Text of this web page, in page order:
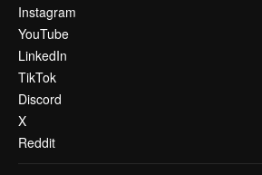
Instagram
YouTube
LinkedIn
TikTok
Discord
X
Reddit